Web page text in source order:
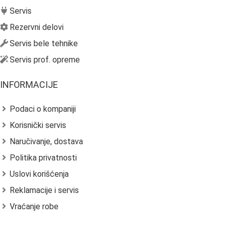
Servis
Rezervni delovi
Servis bele tehnike
Servis prof. opreme
INFORMACIJE
Podaci o kompaniji
Korisnički servis
Naručivanje, dostava
Politika privatnosti
Uslovi korišćenja
Reklamacije i servis
Vraćanje robe